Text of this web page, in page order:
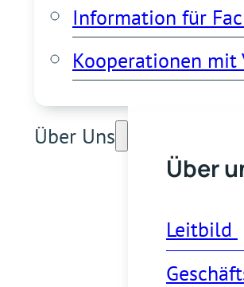
Information für
Kooperationen mit
Über Uns
Über
Leitbild